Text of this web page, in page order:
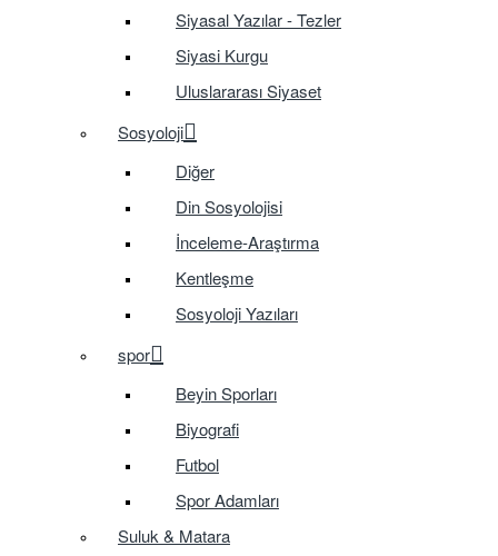
Siyasal Yazılar - Tezler
Siyasi Kurgu
Uluslararası Siyaset
Sosyoloji
Diğer
Din Sosyolojisi
İnceleme-Araştırma
Kentleşme
Sosyoloji Yazıları
spor
Beyin Sporları
Biyografi
Futbol
Spor Adamları
Suluk & Matara